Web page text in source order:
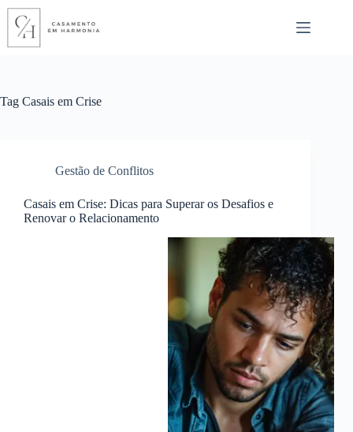
Pular
para
conteúdo
Tag Casais em Crise
Gestão de Conflitos
Casais em Crise: Dicas para Superar os Desafios e
Renovar o Relacionamento